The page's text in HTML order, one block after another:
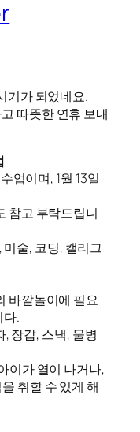
기가 되었네요.
따뜻한 연휴 보내
업이며, 1월 13일
참고 부탁드립니
술, 코딩, 캘리그
바깥놀이에 필요
다.
장갑, 스낵, 물병
이가 열이 나거나,
취할 수 있게 해